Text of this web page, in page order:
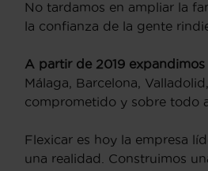
No tardamos en ampliar la
la confianza de la gente
A partir de 2019
Málaga, Barcelona,
comprometido y sobre todo
Flexicar es hoy la empresa
una realidad. Construimos